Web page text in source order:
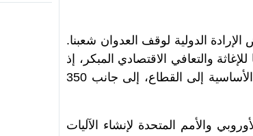
الدولية لوقف العدوان شعبنا.
والتعافي الاقتصادي المبكر، إذ
جرى إعداد 56 برنامجًا تنفيذيًا لإعادة الحياة والمرافق الأساسية إلى القطاع، إلى جانب 350
والأمم المتحدة لإنشاء الآليات